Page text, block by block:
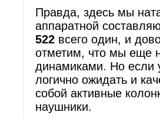
Правда, здесь мы
аппаратной
522 всего один, и
отметим, что мы еще
динамиками. Но если
логично ожидать и
собой активные
наушники.